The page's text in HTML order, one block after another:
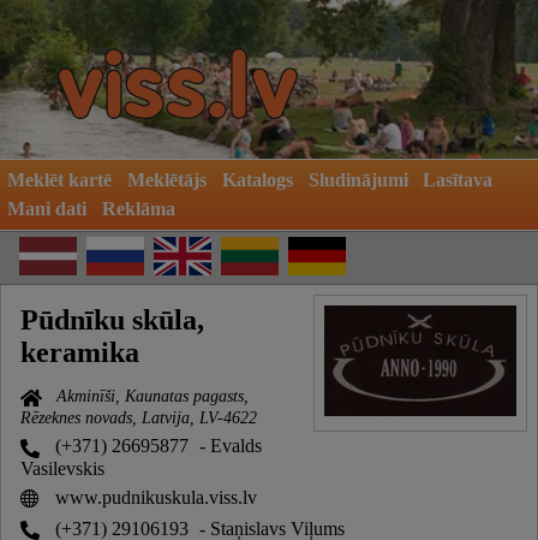
Meklēt kartē Meklētājs Katalogs Sludinājumi
Lasītava
Mani dati
Reklāma
Pūdnīku skūla,
keramika
Akminīši, Kaunatas pagasts,
Rēzeknes novads, Latvija, LV-4622
(+371) 26695877 - Evalds
Vasilevskis
www.pudnikuskula.viss.lv
(+371) 29106193 - Staņislavs Viļums